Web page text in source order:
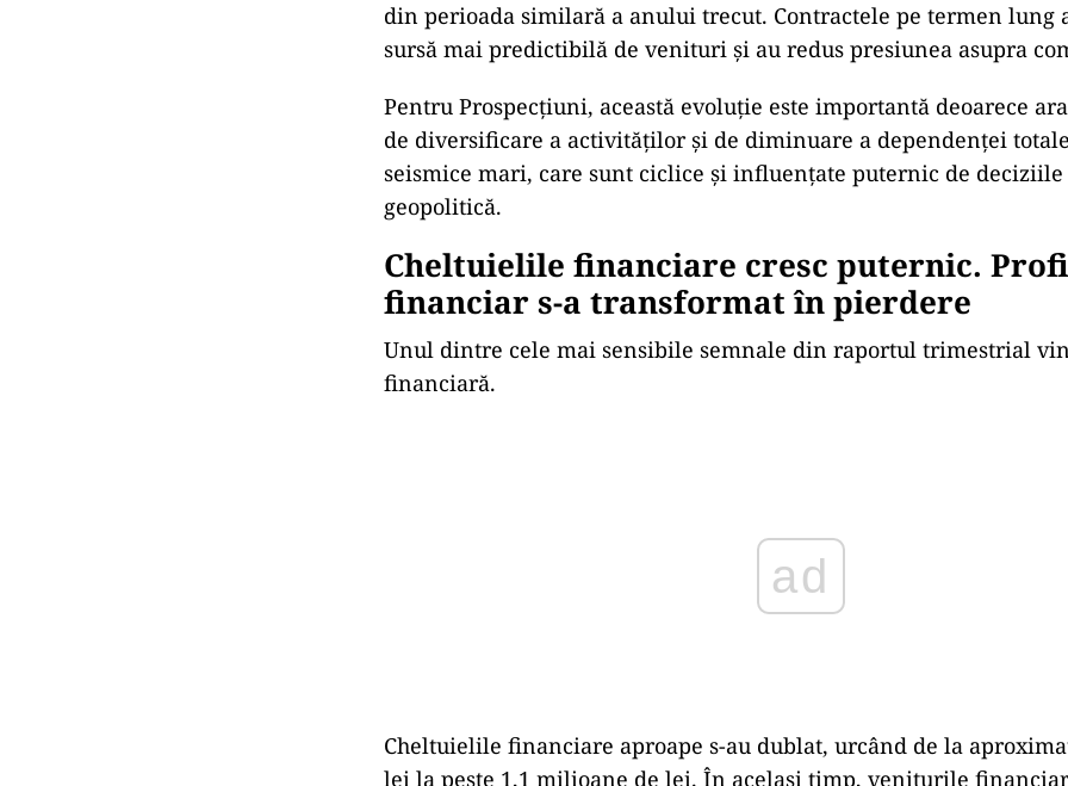
din perioada similară a anului trecut. Contractele pe termen lung
sursă mai predictibilă de venituri și au redus presiunea asupra
Pentru Prospecțiuni, această evoluție este importantă deoarece
de diversificare a activităților și de diminuare a dependenței
seismice mari, care sunt ciclice și influențate puternic de
geopolitică.
Cheltuielile financiare cresc puternic.
financiar s-a transformat în pierdere
Unul dintre cele mai sensibile semnale din raportul trimestrial
financiară.
ad
Cheltuielile financiare aproape s-au dublat, urcând de la
lei la peste 1,1 milioane de lei. În același timp, veniturile